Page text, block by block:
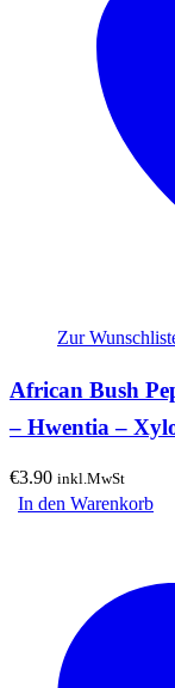
Zur
African Bush
– Hwentia –
€3.90 inkl.MwSt
In den Warenkorb